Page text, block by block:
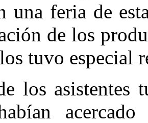
una feria de
de los
tuvo especial
los asistentes